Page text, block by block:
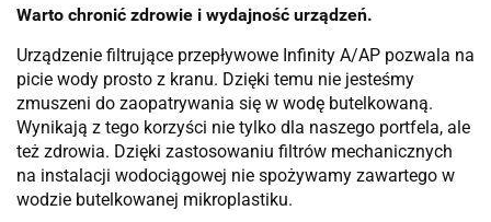
Warto chronić zdrowie i wydajność urządzeń.
Urządzenie filtrujące przepływowe Infinity A/AP pozwala na
picie wody prosto z kranu. Dzięki temu nie jesteśmy
zmuszeni do zaopatrywania się w wodę butelkowaną.
Wynikają z tego korzyści nie tylko dla naszego portfela, ale
też zdrowia. Dzięki zastosowaniu filtrów mechanicznych
na instalacji wodociągowej nie spożywamy zawartego w
wodzie butelkowanej mikroplastiku.